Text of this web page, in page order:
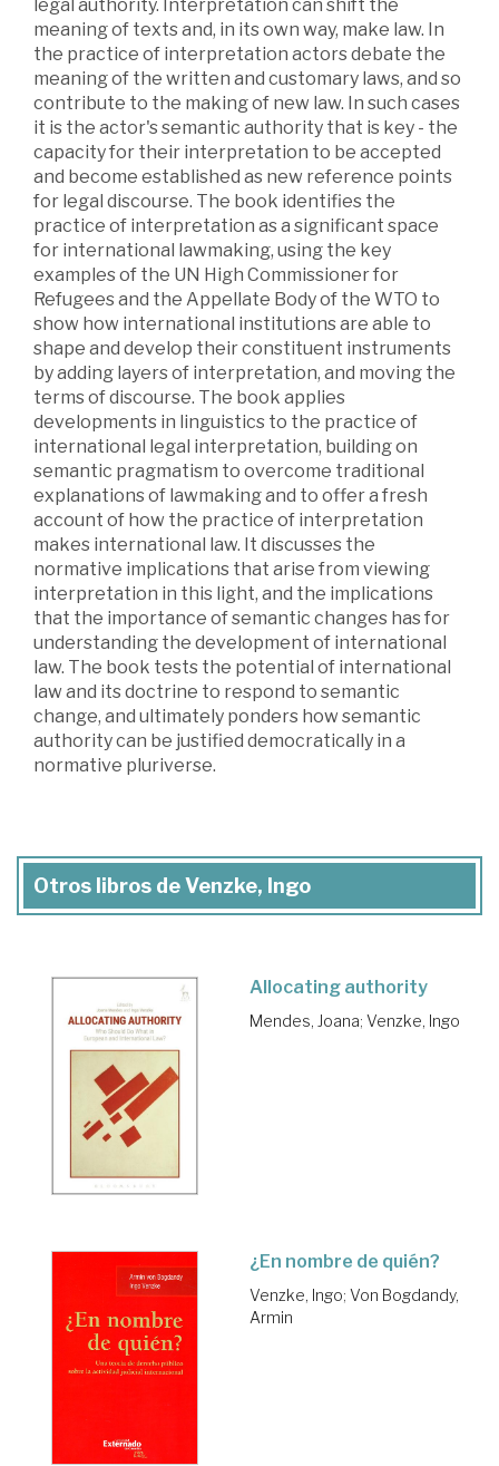
legal authority. Interpretation can shift the
meaning of texts and, in its own way, make law. In
the practice of interpretation actors debate the
meaning of the written and customary laws, and so
contribute to the making of new law. In such cases
it is the actor's semantic authority that is key - the
capacity for their interpretation to be accepted
and become established as new reference points
for legal discourse. The book identifies the
practice of interpretation as a significant space
for international lawmaking, using the key
examples of the UN High Commissioner for
Refugees and the Appellate Body of the WTO to
show how international institutions are able to
shape and develop their constituent instruments
by adding layers of interpretation, and moving the
terms of discourse. The book applies
developments in linguistics to the practice of
international legal interpretation, building on
semantic pragmatism to overcome traditional
explanations of lawmaking and to offer a fresh
account of how the practice of interpretation
makes international law. It discusses the
normative implications that arise from viewing
interpretation in this light, and the implications
that the importance of semantic changes has for
understanding the development of international
law. The book tests the potential of international
law and its doctrine to respond to semantic
change, and ultimately ponders how semantic
authority can be justified democratically in a
normative pluriverse.
Otros libros de Venzke, Ingo
Allocating authority
Mendes, Joana; Venzke, Ingo
¿En nombre de quién?
Venzke, Ingo; Von Bogdandy,
Armin